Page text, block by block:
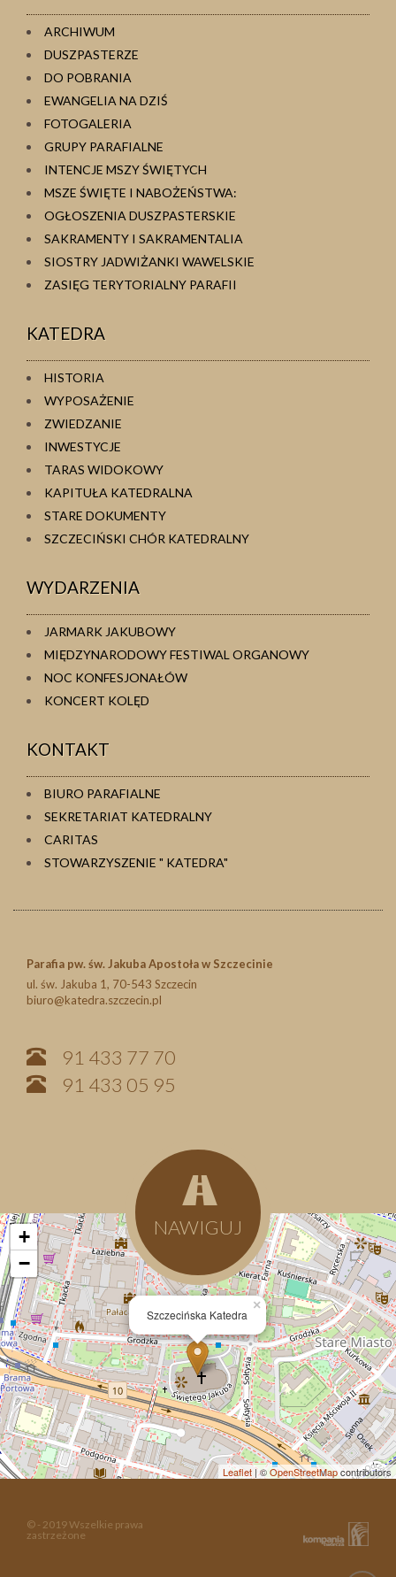
ARCHIWUM
DUSZPASTERZE
DO POBRANIA
EWANGELIA NA DZIŚ
FOTOGALERIA
GRUPY PARAFIALNE
INTENCJE MSZY ŚWIĘTYCH
MSZE ŚWIĘTE I NABOŻEŃSTWA:
OGŁOSZENIA DUSZPASTERSKIE
SAKRAMENTY I SAKRAMENTALIA
SIOSTRY JADWIŻANKI WAWELSKIE
ZASIĘG TERYTORIALNY PARAFII
KATEDRA
HISTORIA
WYPOSAŻENIE
ZWIEDZANIE
INWESTYCJE
TARAS WIDOKOWY
KAPITUŁA KATEDRALNA
STARE DOKUMENTY
SZCZECIŃSKI CHÓR KATEDRALNY
WYDARZENIA
JARMARK JAKUBOWY
MIĘDZYNARODOWY FESTIWAL ORGANOWY
NOC KONFESJONAŁÓW
KONCERT KOLĘD
KONTAKT
BIURO PARAFIALNE
SEKRETARIAT KATEDRALNY
CARITAS
STOWARZYSZENIE " KATEDRA"
Parafia pw. św. Jakuba Apostoła w Szczecinie
ul. św. Jakuba 1, 70-543 Szczecin
biuro@katedra.szczecin.pl
91 433 77 70
91 433 05 95
NAWIGUJ
Szczecińska Katedra
×
+
−
Leaflet | ©OpenStreetMapcontributors
© - 2019 Wszelkie prawa
zastrzeżone